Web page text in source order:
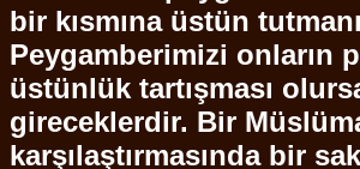
bir kısmına üstün
Peygamberimizi onların
üstünlük tartışması
gireceklerdir. Bir
karşılaştırmasında bir